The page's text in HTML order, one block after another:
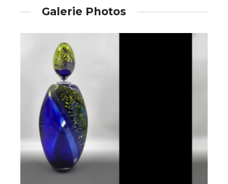
Galerie Photos